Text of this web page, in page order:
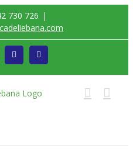
730 726 |
Instagram